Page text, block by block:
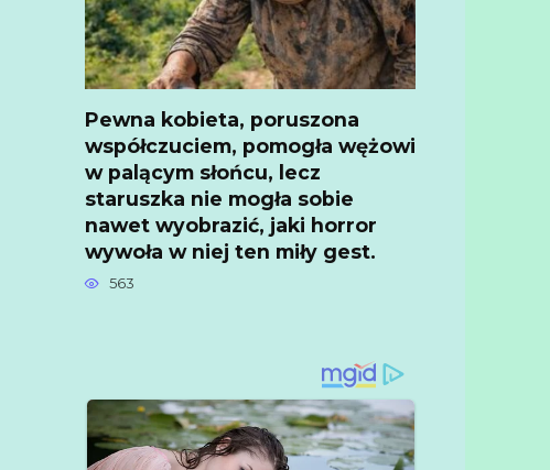
Pewna kobieta, poruszona
współczuciem, pomogła wężowi
w palącym słońcu, lecz
staruszka nie mogła sobie
nawet wyobrazić, jaki horror
wywoła w niej ten miły gest.
563